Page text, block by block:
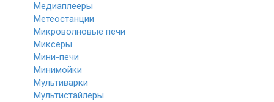
Медиаплееры
Метеостанции
Микроволновые печи
Миксеры
Мини-печи
Минимойки
Мультиварки
Мультистайлеры